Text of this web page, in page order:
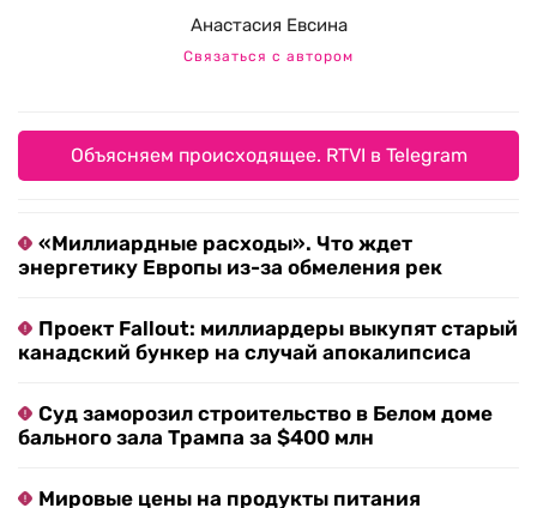
Анастасия Евсина
Связаться с автором
Объясняем происходящее. RTVI в Telegram
«Миллиардные расходы». Что ждет
энергетику Европы из-за обмеления рек
Проект Fallout: миллиардеры выкупят старый
канадский бункер на случай апокалипсиса
Суд заморозил строительство в Белом доме
бального зала Трампа за $400 млн
Мировые цены на продукты питания